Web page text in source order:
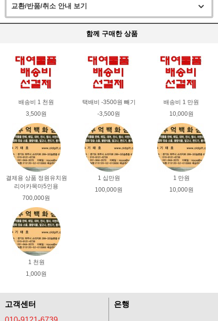
교환/반품/취소 안내 보기
함께 구매한 상품
배송비 1 천원
3,500원
택배비 -3500원 빼기
-3,500원
배송비 1 만원
10,000원
결제용 상품 정원유치원
리어카목마5인용
700,000원
1 십만원
100,000원
1 만원
10,000원
1 천원
1,000원
고객센터
은행